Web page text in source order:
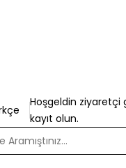
Hoşgeldin ziyaretçi
kayıt olun.
Aramıştınız...